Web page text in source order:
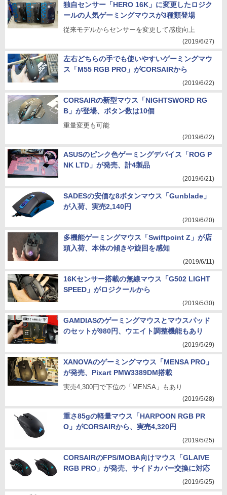
独自センサー「HERO 16K」に変更したロジク
ールの人気ゲーミングマウスが3種類登場
従来モデルからセンサーを変更して感度向上
(2019/6/27)
左右どちらの手でも使いやすいゲーミングマウ
ス「M55 RGB PRO」がCORSAIRから
(2019/6/22)
CORSAIRの新型マウス「NIGHTSWORD RG
B」が登場、ボタン数は10個
重量変更も可能
(2019/6/22)
ASUSのピンク色ゲーミングデバイス「ROG P
NK LTD」が発売、計4製品
(2019/6/21)
SADESの安価な8ボタンマウス「Gunblade」
が入荷、実売2,140円
(2019/6/20)
多機能ゲーミングマウス「Swiftpoint Z」が店
頭入荷、本体の傾きや旋回を感知
(2019/6/11)
16Kセンサー搭載の無線マウス「G502 LIGHT
SPEED」がロジクールから
(2019/5/30)
GAMDIASのゲーミングマウスとマウスパッド
のセットが980円、ウエイト調整機能もあり
(2019/5/29)
XANOVAのゲーミングマウス「MENSA PRO」
が発売、Pixart PMW3389DM搭載
実売4,300円で下位の「MENSA」もあり
(2019/5/28)
重さ85gの軽量マウス「HARPOON RGB PR
O」がCORSAIRから、実売4,320円
(2019/5/25)
CORSAIRのFPS/MOBA向けマウス「GLAIVE
RGB PRO」が発売、サイドカバー交換に対応
(2019/5/25)